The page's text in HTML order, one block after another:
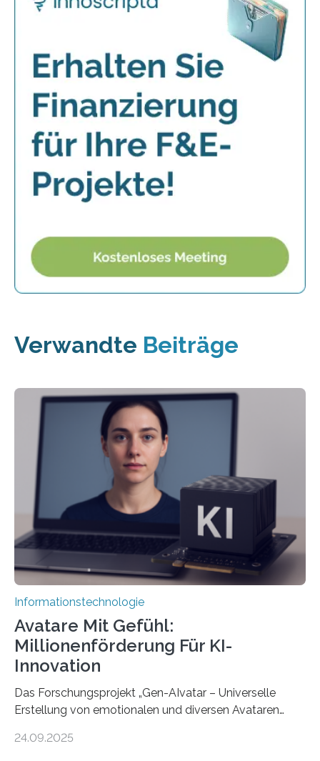
Verwandte Beiträge
Informationstechnologie
Avatare Mit Gefühl:
Millionenförderung Für KI-
Innovation
Das Forschungsprojekt „Gen-AIvatar – Universelle
Erstellung von emotionalen und diversen Avataren
Förderung in Höhe von rund 2 Millionen Euro. Dabei
24.09.2025